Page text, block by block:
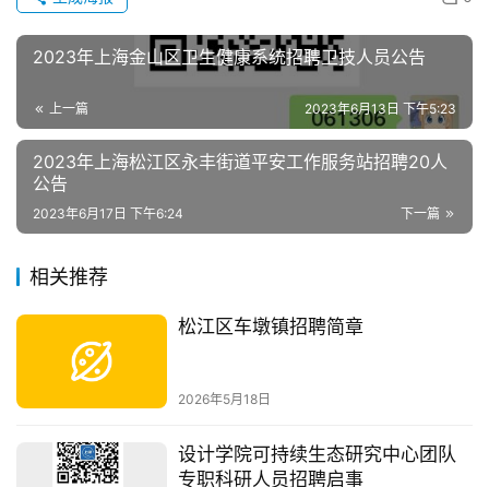
2023年上海金山区卫生健康系统招聘卫技人员公告
上一篇 2023年6月13日 下午5:23
2023年上海松江区永丰街道平安工作服务站招聘20人
公告
下一篇
2023年6月17日 下午6:24
相关推荐
松江区车墩镇招聘简章
2026年5月18日
设计学院可持续生态研究中心团队
专职科研人员招聘启事